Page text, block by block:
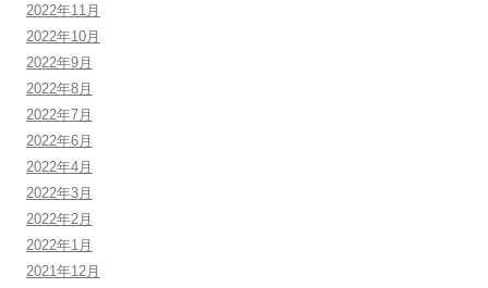
2022年11月
2022年10月
2022年9月
2022年8月
2022年7月
2022年6月
2022年4月
2022年3月
2022年2月
2022年1月
2021年12月